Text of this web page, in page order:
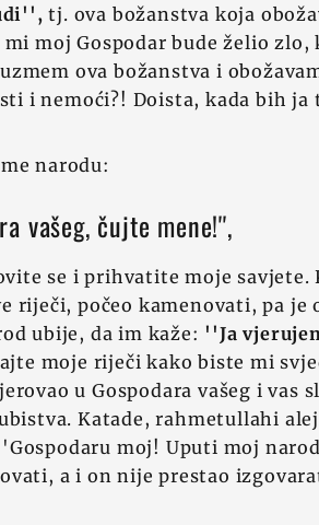
tj. ova božanstva koja
moj Gospodar bude želio zlo,
ova božanstva i
i nemoći?! Doista, kada bih ja
narodu:
vašeg, čujte mene!'',
se i prihvatite moje savjete.
riječi, počeo kamenovati, pa je
ubije, da im kaže: ''Ja
moje riječi kako biste mi
u Gospodara vašeg i vas
Katade, rahmetullahi
moj! Uputi moj
a i on nije prestao